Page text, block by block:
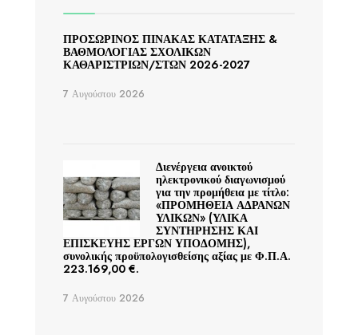
ΠΡΟΣΩΡΙΝΟΣ ΠΙΝΑΚΑΣ ΚΑΤΑΤΑΞΗΣ &
ΒΑΘΜΟΛΟΓΙΑΣ ΣΧΟΛΙΚΩΝ
ΚΑΘΑΡΙΣΤΡΙΩΝ/ΣΤΩΝ 2026-2027
7 Αυγούστου 2026
Διενέργεια ανοικτού
ηλεκτρονικού διαγωνισμού
για την προμήθεια με τίτλο:
«ΠΡΟΜΗΘΕΙΑ ΑΔΡΑΝΩΝ
ΥΛΙΚΩΝ» (ΥΛΙΚΑ
ΣΥΝΤΗΡΗΣΗΣ ΚΑΙ
ΕΠΙΣΚΕΥΗΣ ΕΡΓΩΝ ΥΠΟΔΟΜΗΣ),
συνολικής προϋπολογισθείσης αξίας με Φ.Π.Α.
223.169,00 €.
7 Αυγούστου 2026